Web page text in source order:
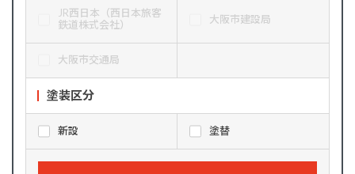
JR西日本（西日本旅客
鉄道株式会社）
大阪市建設局
大阪市交通局
塗装区分
新設 塗替